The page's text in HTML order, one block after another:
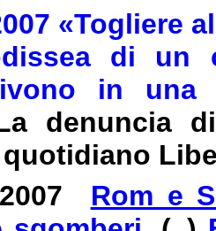
«Togliere
di un
in
denuncia
Rom e